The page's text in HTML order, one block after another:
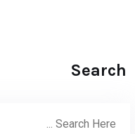
Search